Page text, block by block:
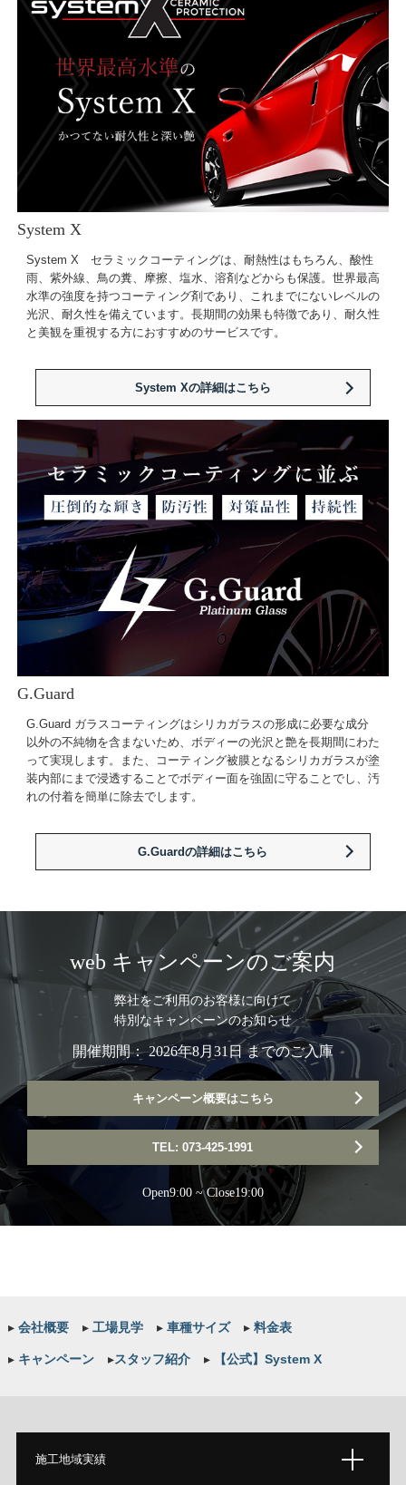
System X
System X セラミックコーティングは、耐熱性はもちろん、酸性
雨、紫外線、鳥の糞、摩擦、塩水、溶剤などからも保護。世界最高
水準の強度を持つコーティング剤であり、これまでにないレベルの
光沢、耐久性を備えています。長期間の効果も特徴であり、耐久性
と美観を重視する方におすすめのサービスです。
System Xの詳細はこちら
G.Guard
G.Guard ガラスコーティングはシリカガラスの形成に必要な成分
以外の不純物を含まないため、ボディーの光沢と艶を長期間にわた
って実現します。また、コーティング被膜となるシリカガラスが塗
装内部にまで浸透することでボディー面を強固に守ることでし、汚
れの付着を簡単に除去でします。
G.Guardの詳細はこちら
web キャンペーンのご案内
弊社をご利用のお客様に向けて
特別なキャンペーンのお知らせ
開催期間： 2026年8月31日 までのご入庫
キャンペーン概要はこちら
TEL: 073-425-1991
Open9:00 ~ Close19:00
▸会社概要 ▸工場見学 ▸車種サイズ ▸料金表
▸キャンペーン ▸スタッフ紹介 ▸【公式】System X
施工地域実績